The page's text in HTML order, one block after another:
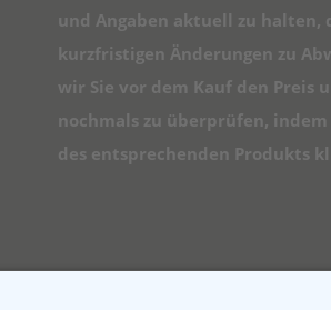
und Angaben aktuell zu halten,
kurzfristigen Änderungen zu
wir Sie vor dem Kauf den Preis
nochmals zu überprüfen,
des entsprechenden Produkts